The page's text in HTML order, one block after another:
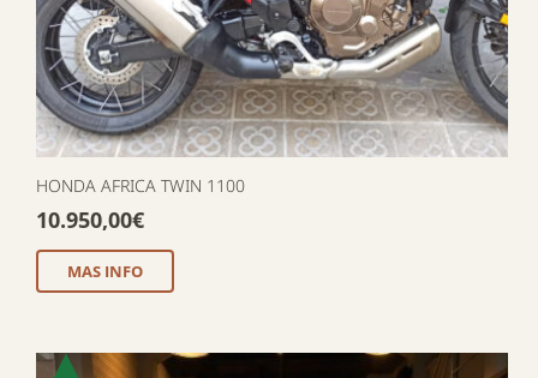
HONDA AFRICA TWIN 1100
10.950,00€
MAS INFO